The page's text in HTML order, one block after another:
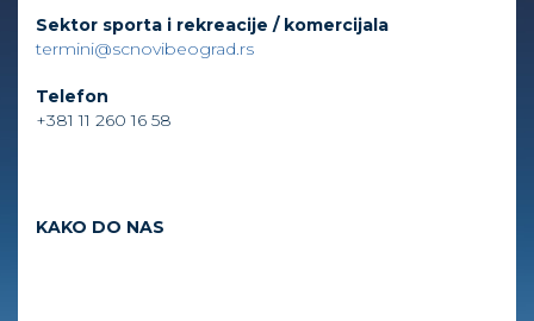
Sektor sporta i rekreacije / komercijala
termini@scnovibeograd.rs
Telefon
+381 11 260 16 58
KAKO DO NAS